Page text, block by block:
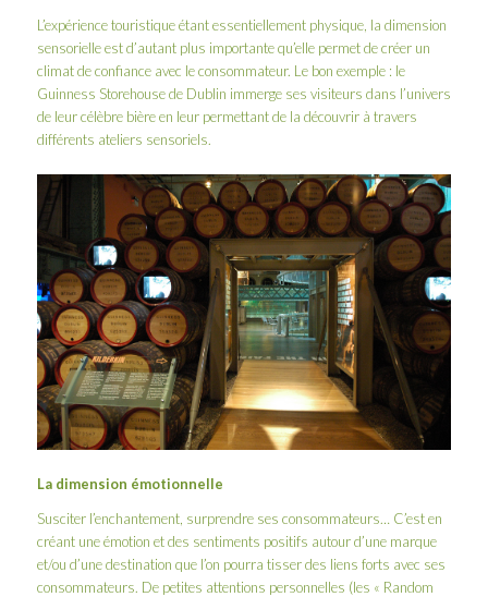
L’expérience touristique étant essentiellement physique, la dimension
sensorielle est d’autant plus importante qu’elle permet de créer un
climat de confiance avec le consommateur. Le bon exemple : le
Guinness Storehousede Dublin immerge ses visiteurs dans l’univers
de leur célèbre bière en leur permettant de la découvrir à travers
différents ateliers sensoriels.
La dimension émotionnelle
Susciter l’enchantement, surprendre ses consommateurs… C’est en
créant une émotion et des sentiments positifs autour d’une marque
et/ou d’une destination que l’on pourra tisser des liens forts avec ses
consommateurs. De petites attentions personnelles (les « Random